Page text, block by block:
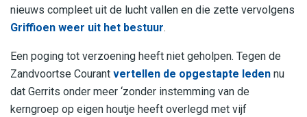
nieuws compleet uit de lucht vallen en die zette vervolgens
Griffioen weer uit het bestuur.
Een poging tot verzoening heeft niet geholpen. Tegen de
Zandvoortse Courant vertellen de opgestapte leden nu
dat Gerrits onder meer ‘zonder instemming van de
kerngroep op eigen houtje heeft overlegd met vijf